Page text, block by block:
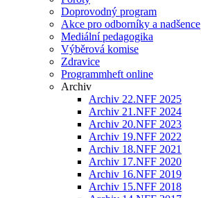
Doprovodný program
Akce pro odborníky a nadšence
Mediální pedagogika
Výběrová komise
Zdravice
Programmheft online
Archiv
Archiv 22.NFF 2025
Archiv 21.NFF 2024
Archiv 20.NFF 2023
Archiv 19.NFF 2022
Archiv 18.NFF 2021
Archiv 17.NFF 2020
Archiv 16.NFF 2019
Archiv 15.NFF 2018